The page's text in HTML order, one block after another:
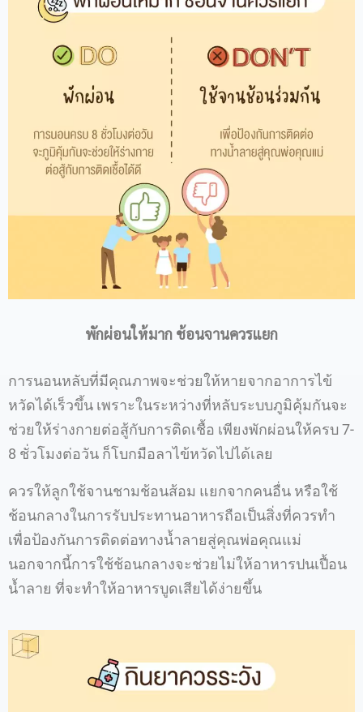
พักผ่อนให้มาก ช้อนจานควรแยก
การนอนหลับที่มีคุณภาพจะช่วยให้หายจากอาการไข้
หวัดได้เร็วขึ้น เพราะในระหว่างที่หลับระบบภูมิคุ้มกันจะ
ช่วยให้ร่างกายต่อสู้กับการติดเชื้อ เพียงพักผ่อนให้ครบ 7-
8 ชั่วโมงต่อวัน ก็โบกมือลาไข้หวัดไปได้เลย
ควรให้ลูกใช้จานชามช้อนส้อม แยกจากคนอื่น หรือใช้
ช้อนกลางในการรับประทานอาหารถือเป็นสิ่งที่ควรทำ
เพื่อป้องกันการติดต่อทางน้ำลายสู่คุณพ่อคุณแม่
นอกจากนี้การใช้ช้อนกลางจะช่วยไม่ให้อาหารปนเปื้อน
น้ำลาย ที่จะทำให้อาหารบูดเสียได้ง่ายขึ้น